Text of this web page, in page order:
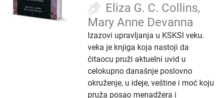
Eliza G. C. Collins,
Mary Anne Devanna
Izazovi upravljanja u KSKSI veku.
veka je knjiga koja nastoji da
čitaocu pruži aktuelni uvid u
celokupno današnje poslovno
okruženje, u ideje, veštine i moć koju
pruža posao menadžera i